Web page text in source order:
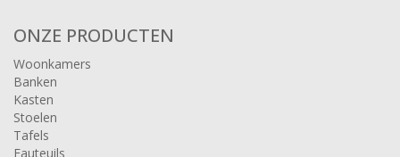
ONZE PRODUCTEN
Woonkamers
Banken
Kasten
Stoelen
Tafels
Fauteuils